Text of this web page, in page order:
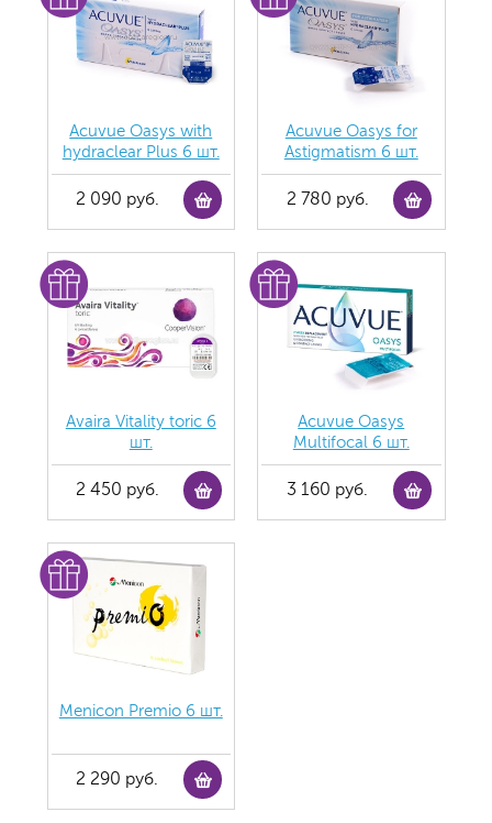
Acuvue Oasys with
hydraclear Plus 6 шт.
2 090 руб.
Acuvue Oasys for
Astigmatism 6 шт.
2 780 руб.
Avaira Vitality toric 6
шт.
2 450 руб.
Acuvue Oasys
Multifocal 6 шт.
3 160 руб.
Menicon Premio 6 шт.
2 290 руб.